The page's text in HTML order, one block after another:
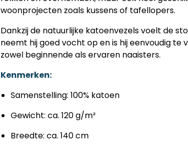
woonprojecten zoals kussens of tafellopers.
Dankzij de natuurlijke katoenvezels voelt de
neemt hij goed vocht op en is hij eenvoudig te
zowel beginnende als ervaren naaisters.
Kenmerken:
Samenstelling: 100% katoen
Gewicht: ca. 120 g/m²
Breedte: ca. 140 cm